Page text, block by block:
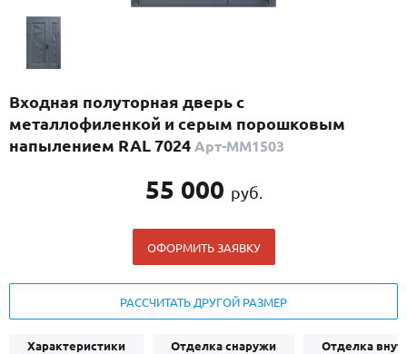
С реечным дизайном(29)
ПО НАЗНАЧЕНИЮ
ПО КОНСТРУКЦИИ
Входная полуторная дверь с
металлофиленкой и серым порошковым
напылением RAL 7024 Арт-ММ1503
55 000 руб.
ОФОРМИТЬ ЗАЯВКУ
РАССЧИТАТЬ ДРУГОЙ РАЗМЕР
Характеристики Отделка снаружи Отделка